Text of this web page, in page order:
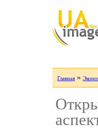
Главная »